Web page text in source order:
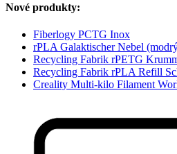
Nové produkty:
Fiberlogy PCTG Inox
rPLA Galaktischer Nebel
Recycling Fabrik rPETG
Recycling Fabrik rPLA Refill
Creality Multi-kilo Filament